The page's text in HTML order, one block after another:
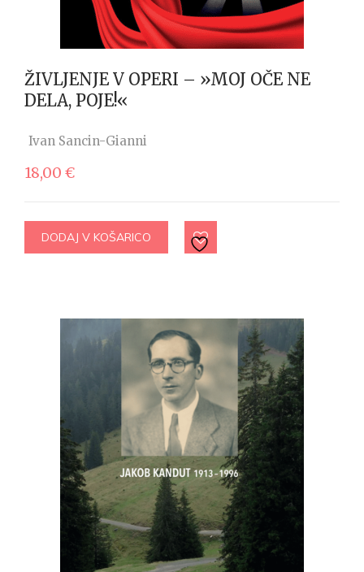
ŽIVLJENJE V OPERI – »MOJ OČE NE
DELA, POJE!«
Ivan Sancin-Gianni
18,00 €
DODAJ V KOŠARICO